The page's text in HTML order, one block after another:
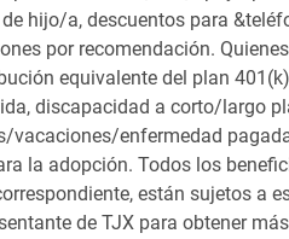
hijo/a, descuentos para
por recomendación.
equivalente del plan
discapacidad a corto/largo
vacaciones/enfermedad
la adopción. Todos los
están sujetos a
de TJX para obtener